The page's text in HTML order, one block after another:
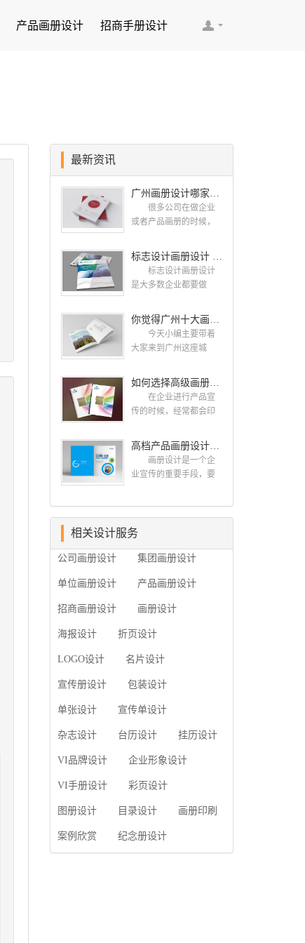
产品画册设计 招商手册设计
最新资讯
广州画册设计哪家公司好？我们推荐古柏品牌设计
很多公司在做企业
或者产品画册的时候，
公司，这样设计出来的
画册，才能让人眼前一
亮，才能够给公司带来
计找哪家公司。 广
州画册设计哪家公司
好？本地人都会选择古
柏品牌设计有限公司成
立于2004年，是由一群
专业、独特的IT精英组
贴网络时代的发展潮
流，对中国网络应用的
现状和趋势有很深的...
标志设计画册设计 对标志设计有哪些原则呢？
标志设计画册设计
是大多数企业都要做
一个企业的门面形象，
而画册就是作为宣传，
把企业的形象和活动更
不能缺少的。标志设计
画册设计 简练、概
括、完美!即要成功到几
案的程度是我们的目
标，其难度比之其它任
何艺术设计都要大得
循以下的原则： 1.详
的、适用范畴并深刻...
你觉得广州十大画册设计公司的排名真的重要吗？
今天小编主要带着
大家来到广州这座城
设计公司是那些?古柏品
牌提供画册设计，宣传
册设计,排版设计，画册
广州集团/单位/产品/目录
画册设计/印刷公司。相
信不少喜欢设计的小伙
古柏设计 古柏品牌
设计系品牌策划与推
面设计、产品包装设
站建设与推广的专业...
如何选择高级画册设计公司 怎么制作高级企业画册
在企业进行产品宣
传的时候，经常都会印
要找一家出色的画册制
作公司。下面古柏品牌
设计就给大家说说如何
画册?高级画册设计公
册设计公司 首先是
员工的能力是否过硬。
这包括调研人员观察捕
捉信息、与企业顺利沟
能力;摄影人员拍摄出真
片的能力;设计人员高水
作软件，深谙画册设...
高档产品画册设计的有哪些小技巧
画册设计是一个企
业宣传的重要手段，要
示企业品牌形象。高档
产品画册设计有哪些小
古柏品牌设计怎么说!高
高档产品画册设计要注
关注 现在企业都在
使用产品画册来进行市
设计就应该更多的重视
一个成功的高档产品画
司的企业精神、核心理
相关设计服务
公司画册设计 集团画册设计
单位画册设计 产品画册设计
招商画册设计 画册设计
海报设计 折页设计
LOGO设计 名片设计
宣传册设计 包装设计
单张设计 宣传单设计
杂志设计 台历设计 挂历设计
VI品牌设计 企业形象设计
VI手册设计 彩页设计
图册设计 目录设计 画册印刷
案例欣赏 纪念册设计